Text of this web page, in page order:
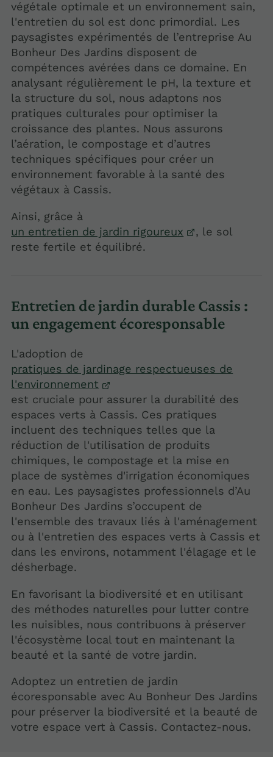
végétale optimale et un environnement sain,
l'entretien du sol est donc primordial. Les
paysagistes expérimentés de l’entreprise Au
Bonheur Des Jardins disposent de
compétences avérées dans ce domaine. En
analysant régulièrement le pH, la texture et
la structure du sol, nous adaptons nos
pratiques culturales pour optimiser la
croissance des plantes. Nous assurons
l’aération, le compostage et d’autres
techniques spécifiques pour créer un
environnement favorable à la santé des
végétaux à Cassis.
Ainsi, grâce à
un entretien de jardin rigoureux
, le sol
reste fertile et équilibré.
Entretien de jardin durable Cassis :
un engagement écoresponsable
L'adoption de
pratiques de jardinage respectueuses de
l'environnement
est cruciale pour assurer la durabilité des
espaces verts à Cassis. Ces pratiques
incluent des techniques telles que la
réduction de l'utilisation de produits
chimiques, le compostage et la mise en
place de systèmes d'irrigation économiques
en eau. Les paysagistes professionnels d’Au
Bonheur Des Jardins s’occupent de
l'ensemble des travaux liés à l'aménagement
ou à l'entretien des espaces verts à Cassis et
dans les environs, notamment l'élagage et le
désherbage.
En favorisant la biodiversité et en utilisant
des méthodes naturelles pour lutter contre
les nuisibles, nous contribuons à préserver
l'écosystème local tout en maintenant la
beauté et la santé de votre jardin.
Adoptez un entretien de jardin
écoresponsable avec Au Bonheur Des Jardins
pour préserver la biodiversité et la beauté de
votre espace vert à Cassis. Contactez-nous.